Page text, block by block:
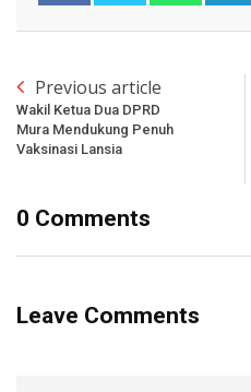
Previous article
Wakil Ketua Dua DPRD
Mura Mendukung Penuh
Vaksinasi Lansia
0 Comments
Leave Comments